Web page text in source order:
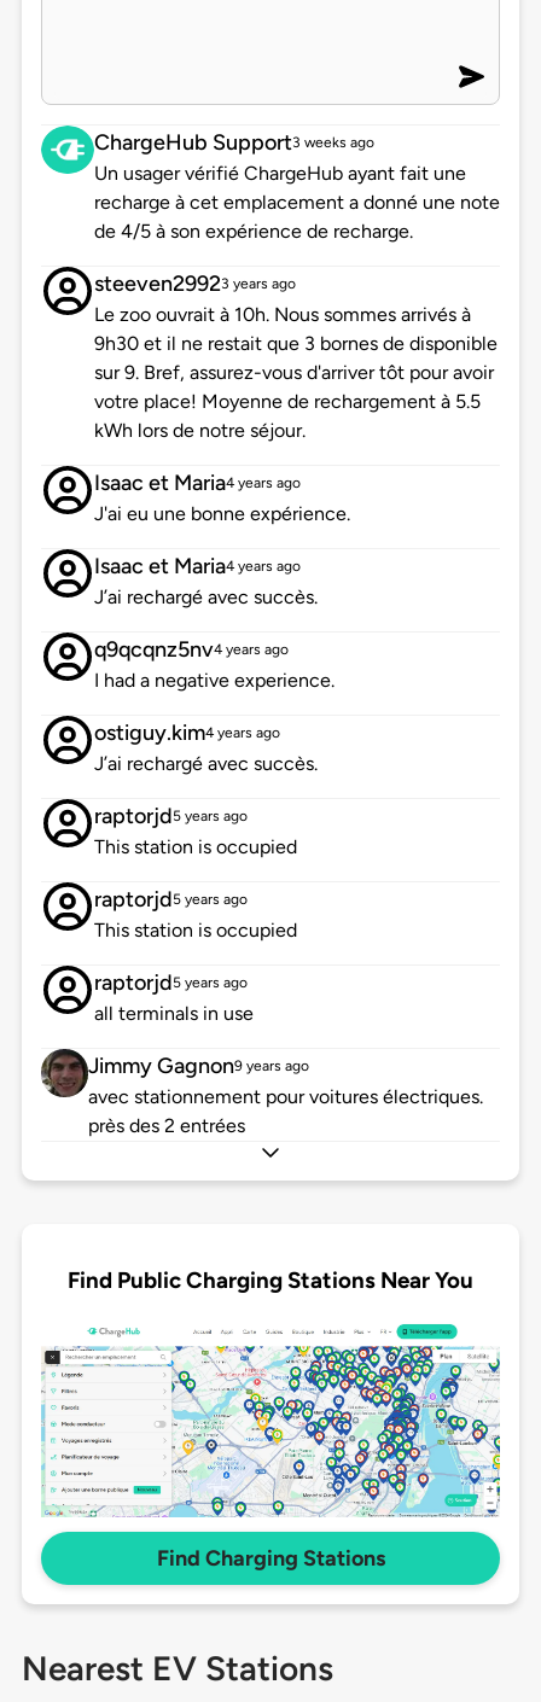
ChargeHub Support3 weeks ago
Un usager vérifié ChargeHub ayant fait une
recharge à cet emplacement a donné une note
de 4/5 à son expérience de recharge.
steeven29923 years ago
Le zoo ouvrait à 10h. Nous sommes arrivés à
9h30 et il ne restait que 3 bornes de disponible
sur 9. Bref, assurez-vous d'arriver tôt pour avoir
votre place! Moyenne de rechargement à 5.5
kWh lors de notre séjour.
Isaac et Maria4 years ago
J'ai eu une bonne expérience.
Isaac et Maria4 years ago
J’ai rechargé avec succès.
q9qcqnz5nv4 years ago
I had a negative experience.
ostiguy.kim4 years ago
J’ai rechargé avec succès.
raptorjd5 years ago
This station is occupied
raptorjd5 years ago
This station is occupied
raptorjd5 years ago
all terminals in use
Jimmy Gagnon9 years ago
avec stationnement pour voitures électriques.
près des 2 entrées
Find Public Charging Stations Near You
Find Charging Stations
Nearest EV Stations